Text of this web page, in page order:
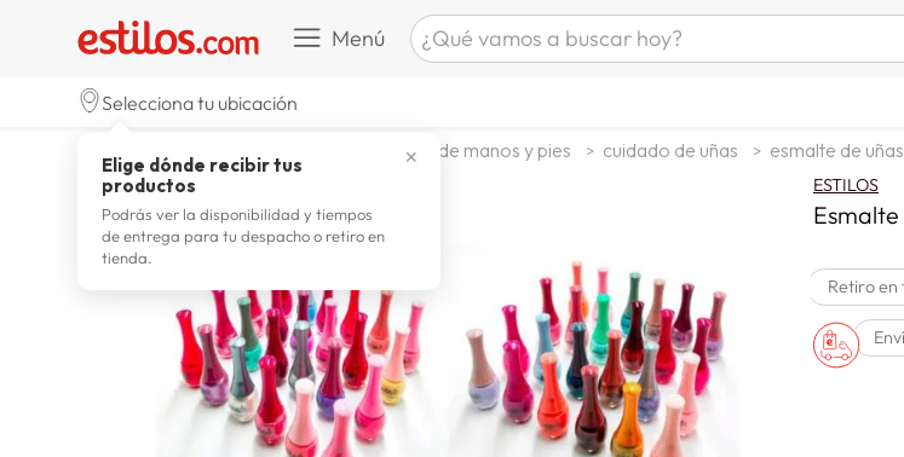
Menú ¿Qué vamos a buscar hoy?
celulares
zapatillas
tv
laptop
terrex
Selecciona tu ubicación
✕
Elige dónde recibir tus
productos
Podrás ver la disponibilidad y tiempos
de entrega para tu despacho o retiro en
tienda.
cuidado de manos y pies cuidado de uñas esmalte de uñas
ESTILOS
Esmalte
Retiro en